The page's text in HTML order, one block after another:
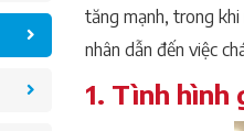
tăng mạnh, trong
nhân dẫn đến việc
1. Tình hình